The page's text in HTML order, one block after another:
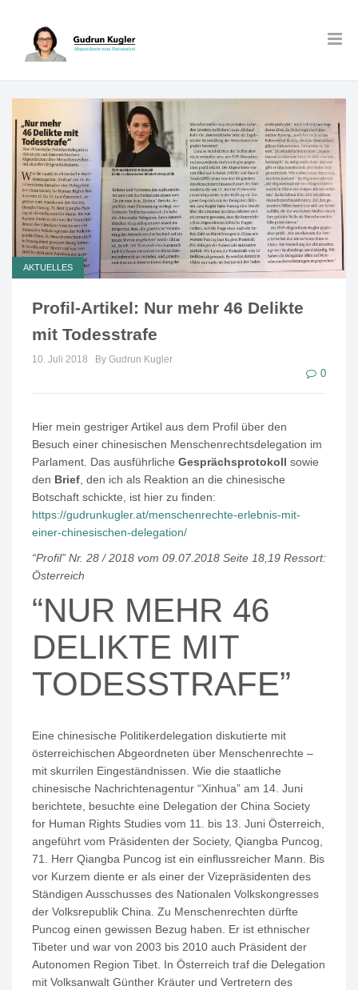
AKTUELLES
Profil-Artikel: Nur mehr 46 Delikte
mit Todesstrafe
10. Juli 2018 By Gudrun Kugler
0
Hier mein gestriger Artikel aus dem Profil über den
Besuch einer chinesischen Menschenrechtsdelegation im
Parlament. Das ausführliche Gesprächsprotokoll sowie
den Brief, den ich als Reaktion an die chinesische
Botschaft schickte, ist hier zu finden:
https://gudrunkugler.at/menschenrechte-erlebnis-mit-
einer-chinesischen-delegation/
“Profil” Nr. 28 / 2018 vom 09.07.2018 Seite 18,19 Ressort:
Österreich
“NUR MEHR 46
DELIKTE MIT
TODESSTRAFE”
Eine chinesische Politikerdelegation diskutierte mit
österreichischen Abgeordneten über Menschenrechte –
mit skurrilen Eingeständnissen. Wie die staatliche
chinesische Nachrichtenagentur “Xinhua” am 14. Juni
berichtete, besuchte eine Delegation der China Society
for Human Rights Studies vom 11. bis 13. Juni Österreich,
angeführt vom Präsidenten der Society, Qiangba Puncog,
71. Herr Qiangba Puncog ist ein einflussreicher Mann. Bis
vor Kurzem diente er als einer der Vizepräsidenten des
Ständigen Ausschusses des Nationalen Volkskongresses
der Volksrepublik China. Zu Menschenrechten dürfte
Puncog einen gewissen Bezug haben. Er ist ethnischer
Tibeter und war von 2003 bis 2010 auch Präsident der
Autonomen Region Tibet. In Österreich traf die Delegation
mit Volksanwalt Günther Kräuter und Vertretern des